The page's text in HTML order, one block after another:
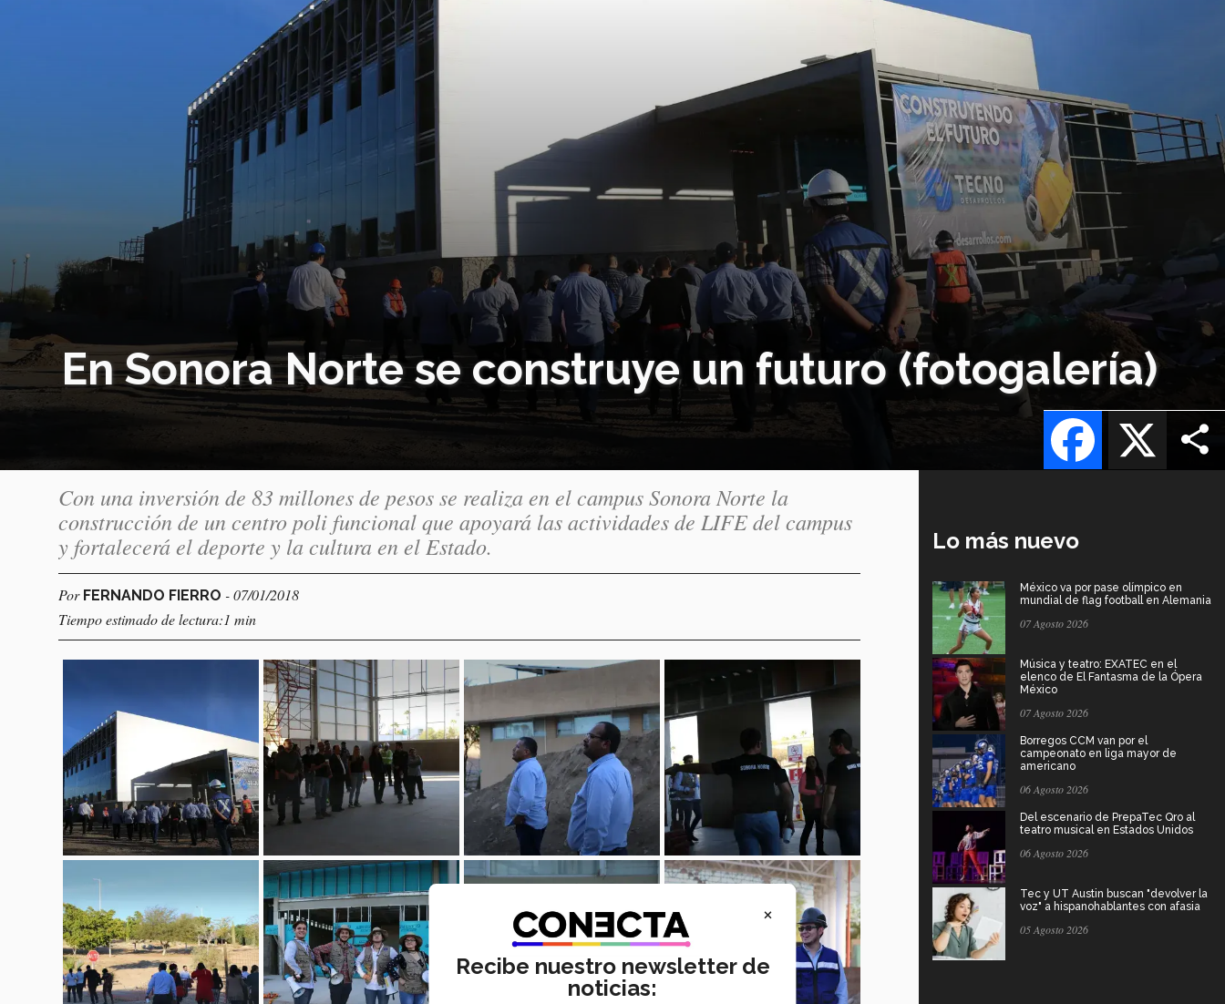
En Sonora Norte se construye un futuro (fotogalería)
X
Facebook
Con una inversión de 83 millones de pesos se realiza en el campus Sonora Norte la
construcción de un centro poli funcional que apoyará las actividades de LIFE del campus
y fortalecerá el deporte y la cultura en el Estado.
Por FERNANDO FIERRO - 07/01/2018
Tiempo estimado de lectura:1 min
Lo más nuevo
México va por pase olímpico en
mundial de flag football en Alemania
07 Agosto 2026
Música y teatro: EXATEC en el
elenco de El Fantasma de la Ópera
México
07 Agosto 2026
Borregos CCM van por el
campeonato en liga mayor de
americano
06 Agosto 2026
Del escenario de PrepaTec Qro al
teatro musical en Estados Unidos
06 Agosto 2026
Tec y UT Austin buscan "devolver la
voz" a hispanohablantes con afasia
05 Agosto 2026
×
Recibe nuestro newsletter de
noticias: